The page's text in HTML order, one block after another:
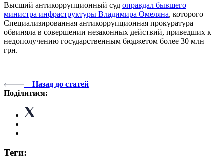
Высший антикоррупционный суд оправдал бывшего
министра инфраструктуры Владимира Омеляна, которого
Специализированная антикоррупционная прокуратура
обвиняла в совершении незаконных действий, приведших к
недополучению государственным бюджетом более 30 млн
грн.
Назад до статей
Поділитися:
Теги: